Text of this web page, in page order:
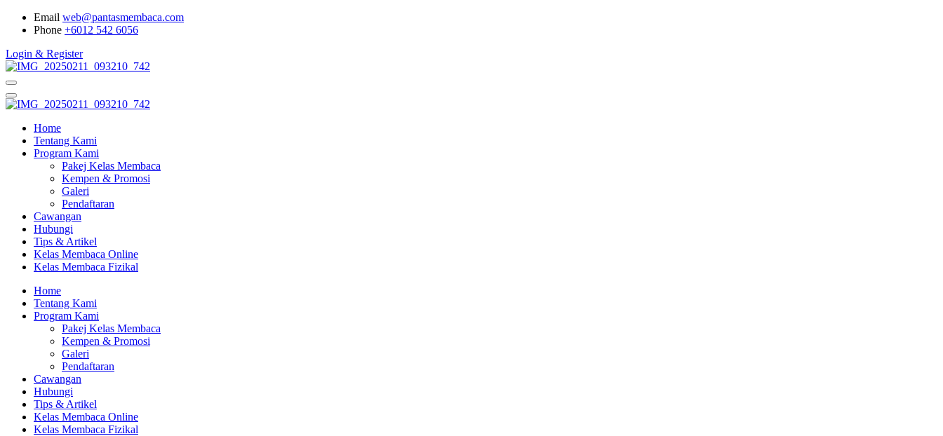
Email web@pantasmembaca.com
Phone +6012 542 6056
Login & Register
Home
Tentang Kami
Program Kami
Pakej Kelas Membaca
Kempen & Promosi
Galeri
Pendaftaran
Cawangan
Hubungi
Tips & Artikel
Kelas Membaca Online
Kelas Membaca Fizikal
Home
Tentang Kami
Program Kami
Pakej Kelas Membaca
Kempen & Promosi
Galeri
Pendaftaran
Cawangan
Hubungi
Tips & Artikel
Kelas Membaca Online
Kelas Membaca Fizikal